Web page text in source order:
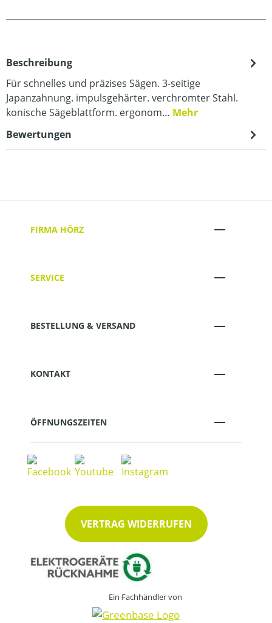
Beschreibung
Für schnelles und präzises Sägen. 3-seitige
Japanzahnung. impulsgehärter. verchromter Stahl.
konische Sägeblattform. ergonom… Mehr
Bewertungen
FIRMA HÖRZ
SERVICE
BESTELLUNG & VERSAND
KONTAKT
ÖFFNUNGSZEITEN
VERTRAG WIDERRUFEN
Ein Fachhändler von